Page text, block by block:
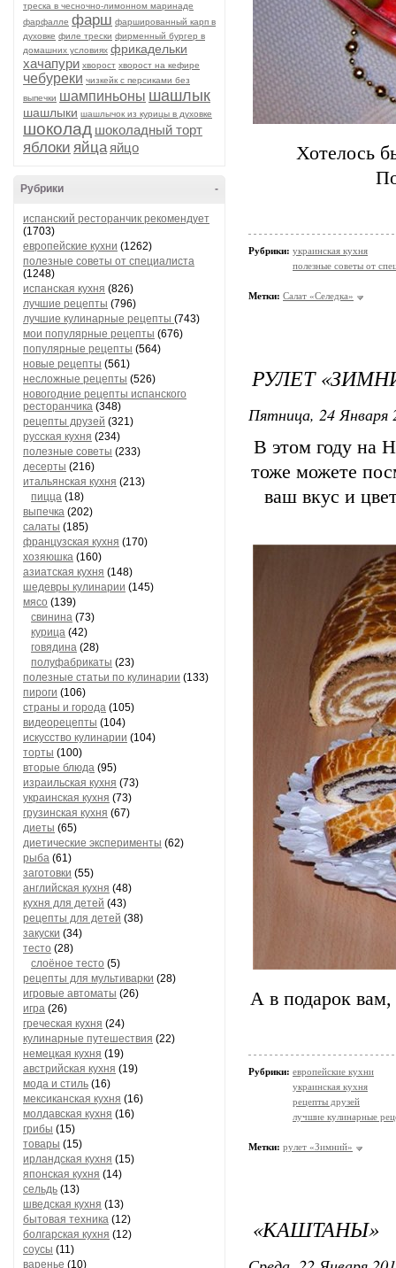
треска в чесночно-лимонном маринаде
фарфалле фарш фаршированный карп в
духовке филе трески фирменный бургер в
домашних условиях фрикадельки
хачапури хворост хворост на кефире
чебуреки чизкейк с персиками без
выпечки шампиньоны шашлык
шашлыки шашлычок из курицы в духовке
шоколад шоколадный торт
яблоки яйца яйцо
-
Рубрики
испанский ресторанчик рекомендует
(1703)
европейские кухни (1262)
полезные советы от специалиста
(1248)
испанская кухня (826)
лучшие рецепты (796)
лучшие кулинарные рецепты (743)
мои популярные рецепты (676)
популярные рецепты (564)
новые рецепты (561)
несложные рецепты (526)
новогодние рецепты испанского
ресторанчика (348)
рецепты друзей (321)
русская кухня (234)
полезные советы (233)
десерты (216)
итальянская кухня (213)
пицца (18)
выпечка (202)
салаты (185)
французская кухня (170)
хозяюшка (160)
азиатская кухня (148)
шедевры кулинарии (145)
мясо (139)
свинина (73)
курица (42)
говядина (28)
полуфабрикаты (23)
полезные статьи по кулинарии (133)
пироги (106)
страны и города (105)
видеорецепты (104)
искусство кулинарии (104)
торты (100)
вторые блюда (95)
израильская кухня (73)
украинская кухня (73)
грузинская кухня (67)
диеты (65)
диетические эксперименты (62)
рыба (61)
заготовки (55)
английская кухня (48)
кухня для детей (43)
рецепты для детей (38)
закуски (34)
тесто (28)
слоёное тесто (5)
рецепты для мультиварки (28)
игровые автоматы (26)
игра (26)
греческая кухня (24)
кулинарные путешествия (22)
немецкая кухня (19)
австрийская кухня (19)
мода и стиль (16)
мексиканская кухня (16)
молдавская кухня (16)
грибы (15)
товары (15)
ирландская кухня (15)
японская кухня (14)
сельдь (13)
шведская кухня (13)
бытовая техника (12)
болгарская кухня (12)
соусы (11)
варенье (10)
Хотелось
Рубрики: украинская кухня
полезные советы от
Метки: Салат «Селедка»
РУЛЕТ
Пятница, 24 Января
В этом году на
тоже можете
ваш вкус и
А в подарок
Рубрики: европейские кухни
украинская кухня
рецепты друзей
лучшие кулинарные
Метки: рулет «Зимний»
«КАШТАНЫ»